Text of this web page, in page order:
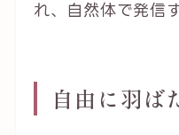
れ、自然体で発信
自由に羽ば